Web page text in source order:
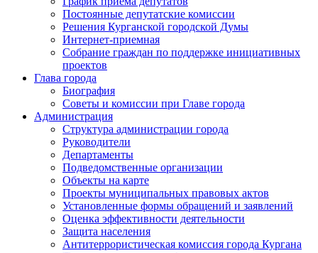
Постоянные депутатские комиссии
Решения Курганской городской Думы
Интернет-приемная
Собрание граждан по поддержке инициативных
проектов
Глава города
Биография
Советы и комиссии при Главе города
Администрация
Структура администрации города
Руководители
Департаменты
Подведомственные организации
Объекты на карте
Проекты муниципальных правовых актов
Установленные формы обращений и заявлений
Оценка эффективности деятельности
Защита населения
Антитеррористическая комиссия города Кургана